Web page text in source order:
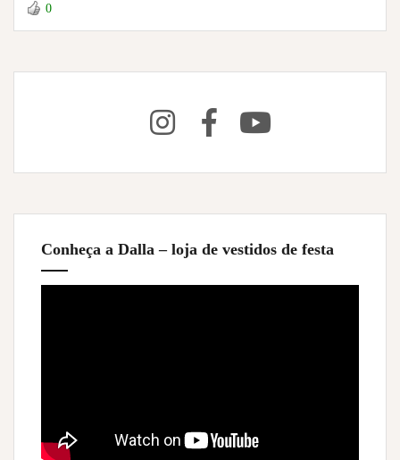
0
Conheça a Dalla – loja de vestidos de festa